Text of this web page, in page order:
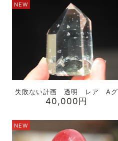
NEW
失敗ない計画 透明 レア Aグ
40,000円
NEW